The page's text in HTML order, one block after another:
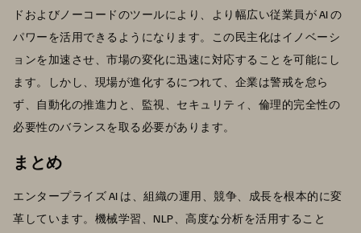
ドおよびノーコードのツールにより、より幅広い従業員が AI の
パワーを活用できるようになります。この民主化はイノベーシ
ョンを加速させ、市場の変化に迅速に対応することを可能にし
ます。しかし、現場が進化するにつれて、企業は警戒を怠ら
ず、自動化の推進力と、監視、セキュリティ、倫理的完全性の
必要性のバランスを取る必要があります。
まとめ
エンタープライズ AI は、組織の運用、競争、成長を根本的に変
革しています。機械学習、NLP、高度な分析を活用すること